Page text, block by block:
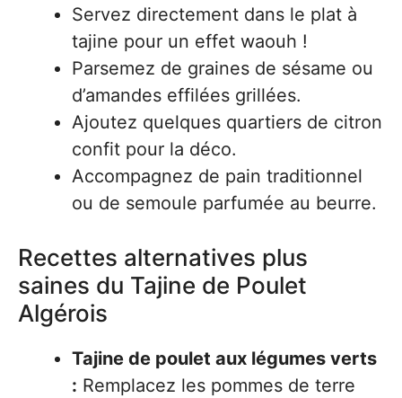
Servez directement dans le plat à
tajine pour un effet waouh !
Parsemez de graines de sésame ou
d’amandes effilées grillées.
Ajoutez quelques quartiers de citron
confit pour la déco.
Accompagnez de pain traditionnel
ou de semoule parfumée au beurre.
Recettes alternatives plus
saines du Tajine de Poulet
Algérois
Tajine de poulet aux légumes verts
: Remplacez les pommes de terre